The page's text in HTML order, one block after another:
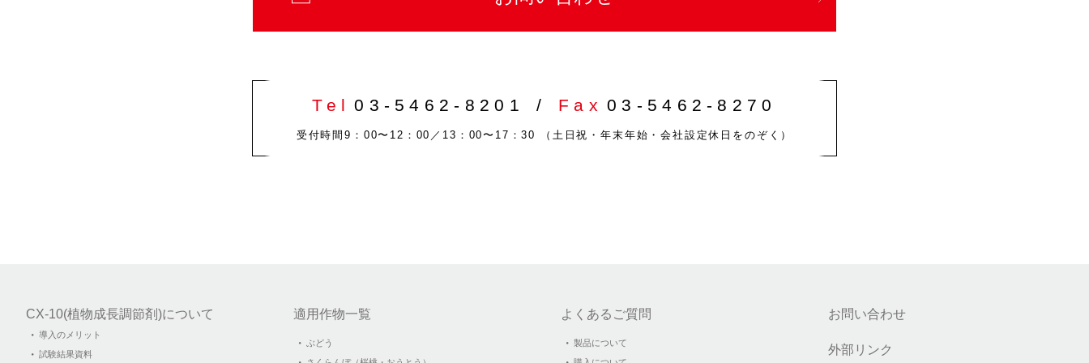
Tel 03-5462-8201 Fax 03-5462-8270
受付時間9：00〜12：00／13：00〜17：30 （土日祝・年末年始・会社設定休日をのぞく）
CX-10(植物成⻑調節剤)について
導入のメリット
試験結果資料
適用作物一覧
ぶどう
よくあるご質問
製品について
お問い合わせ
外部リンク